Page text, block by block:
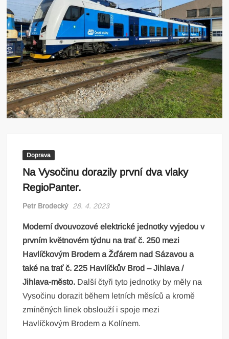
Doprava
Na Vysočinu dorazily první dva vlaky
RegioPanter.
Petr Brodecký 28. 4. 2023
Moderní dvouvozové elektrické jednotky vyjedou v
prvním květnovém týdnu na trať č. 250 mezi
Havlíčkovým Brodem a Žďárem nad Sázavou a
také na trať č. 225 Havlíčkův Brod – Jihlava /
Jihlava-město. Další čtyři tyto jednotky by měly na
Vysočinu dorazit během letních měsíců a kromě
zmíněných linek obslouží i spoje mezi
Havlíčkovým Brodem a Kolínem.